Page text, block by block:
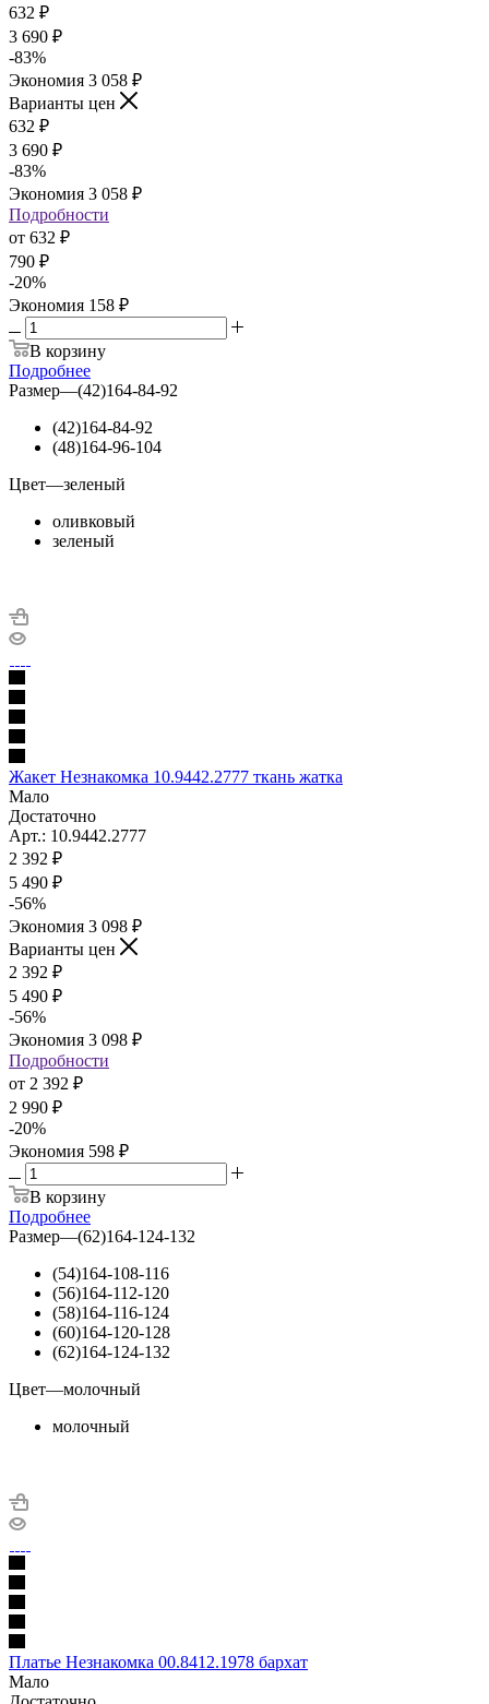
632 ₽
3 690 ₽
-83%
Экономия 3 058 ₽
Варианты цен
632 ₽
3 690 ₽
-83%
Экономия 3 058 ₽
Подробности
от 632 ₽
790 ₽
-20%
Экономия 158 ₽
В корзину
Подробнее
Размер—(42)164-84-92
(42)164-84-92
(48)164-96-104
Цвет—зеленый
оливковый
зеленый
Жакет Незнакомка 10.9442.2777 ткань жатка
Мало
Достаточно
Арт.: 10.9442.2777
2 392 ₽
5 490 ₽
-56%
Экономия 3 098 ₽
Варианты цен
2 392 ₽
5 490 ₽
-56%
Экономия 3 098 ₽
Подробности
от 2 392 ₽
2 990 ₽
-20%
Экономия 598 ₽
В корзину
Подробнее
Размер—(62)164-124-132
(54)164-108-116
(56)164-112-120
(58)164-116-124
(60)164-120-128
(62)164-124-132
Цвет—молочный
молочный
Платье Незнакомка 00.8412.1978 бархат
Мало